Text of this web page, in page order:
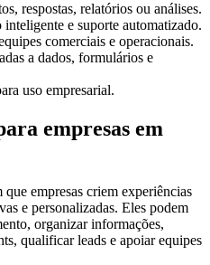
respostas, relatórios ou análises.
inteligente e suporte automatizado.
comerciais e operacionais.
a dados, formulários e
uso empresarial.
empresas em
que empresas criem experiências
e personalizadas. Eles podem
organizar informações,
qualificar leads e apoiar equipes